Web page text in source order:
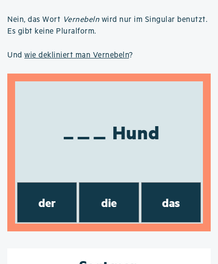
Nein, das Wort Vernebeln wird nur im Singular benutzt.
Es gibt keine Pluralform.
Und wie dekliniert man Vernebeln?
Hund
der die das